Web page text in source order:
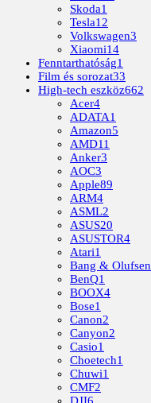
Skoda1
Tesla12
Volkswagen3
Xiaomi14
Fenntarthatóság1
Film és sorozat33
High-tech eszköz662
Acer4
ADATA1
Amazon5
AMD11
Anker3
AOC3
Apple89
ARM4
ASML2
ASUS20
ASUSTOR4
Atari1
Bang & Olufsen
BenQ1
BOOX4
Bose1
Canon2
Canyon2
Casio1
Choetech1
Chuwi1
CMF2
DJI6